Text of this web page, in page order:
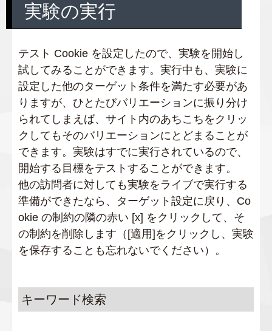
実験の実行
テスト Cookie を設定したので、実験を開始し
試してみることができます。実行中も、実験に
設定した他のターゲット条件を満たす必要があ
りますが、ひとたびバリエーションに振り分け
られてしまえば、サイト内のあちこちをクリッ
クしてもそのバリエーションにとどまることが
できます。実験はすでに実行されているので、
開始する目標をテストすることができます。
他の訪問者に対しても実験をライブで実行する
準備ができたなら、ターゲット設定に戻り、Co
okie の制約の隣の赤い [x] をクリックして、そ
の制約を削除します（[適用]をクリックし、実験
を保存することも忘れないでください）。
キーワード検索